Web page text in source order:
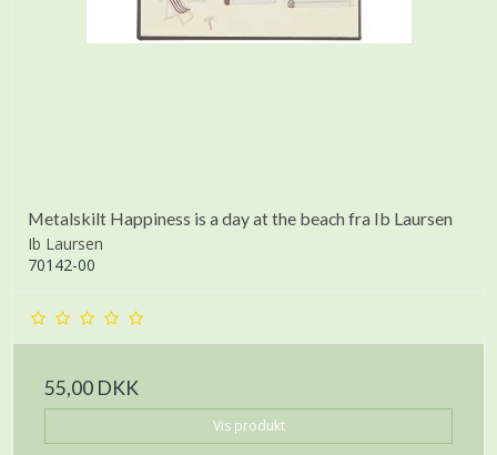
Metalskilt Happiness is a day at the beach fra Ib Laursen
Ib Laursen
70142-00
55,00 DKK
Vis produkt